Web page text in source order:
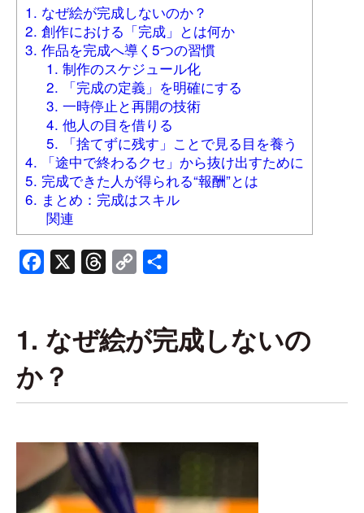
1. なぜ絵が完成しないのか？
2. 創作における「完成」とは何か
3. 作品を完成へ導く5つの習慣
1. 制作のスケジュール化
2. 「完成の定義」を明確にする
3. 一時停止と再開の技術
4. 他人の目を借りる
5. 「捨てずに残す」ことで見る目を養う
4. 「途中で終わるクセ」から抜け出すために
5. 完成できた人が得られる“報酬”とは
6. まとめ：完成はスキル
関連
Facebook ThreadsCopy
1. なぜ絵が完成しないの
か？